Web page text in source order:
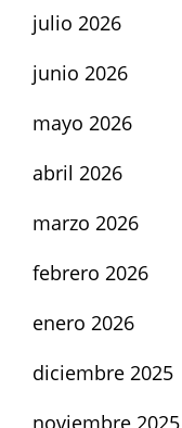
julio 2026
junio 2026
mayo 2026
abril 2026
marzo 2026
febrero 2026
enero 2026
diciembre 2025
noviembre 2025